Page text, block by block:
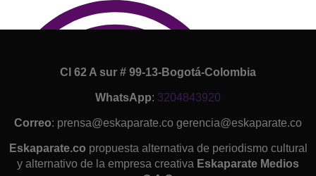
Cl 62 A sur # 99-13-Bogotá-Colombia
WhatsApp: 3204843920
Correo: prensa@eskaparate.co gerencia@eskaparate.co
Eskaparate.co propuesta alternativa de periodismo cultural
y alternativo de la empresa creativa Eskaparate Medios